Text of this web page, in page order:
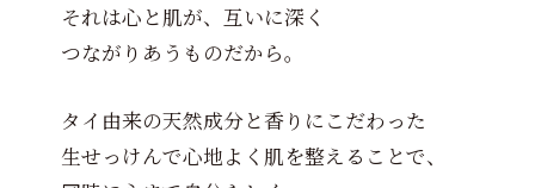
それは心と肌が、互いに深く
つながりあうものだから。
タイ由来の天然成分と香りにこだわった
生せっけんで心地よく肌を整えることで、